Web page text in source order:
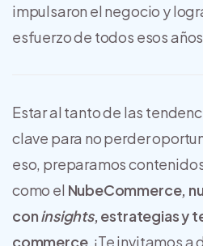
impulsaron el negocio y
esfuerzo de todos esos
Estar al tanto de las
clave para no perder
eso, preparamos
como el NubeCommerce,
coninsights, estrategias y
commerce. ¡Te invitamos